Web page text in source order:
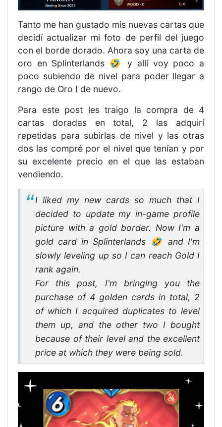
Tanto me han gustado mis nuevas cartas que
decidí actualizar mi foto de perfil del juego
con el borde dorado. Ahora soy una carta de
oro en Splinterlands 🤣 y allí voy poco a
poco subiendo de nivel para poder llegar a
rango de Oro I de nuevo.
Para este post les traigo la compra de 4
cartas doradas en total, 2 las adquirí
repetidas para subirlas de nivel y las otras
dos las compré por el nivel que tenían y por
su excelente precio en el que las estaban
vendiendo.
I liked my new cards so much that I
decided to update my in-game profile
picture with a gold border. Now I'm a
gold card in Splinterlands 🤣 and I'm
slowly leveling up so I can reach Gold I
rank again.
For this post, I'm bringing you the
purchase of 4 golden cards in total, 2
of which I acquired duplicates to level
them up, and the other two I bought
because of their level and the excellent
price at which they were being sold.